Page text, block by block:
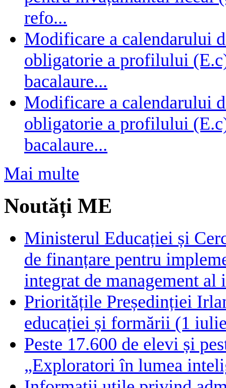
refo...
Modificare a calendarului
obligatorie a profilului
bacalaure...
Modificare a calendarului
obligatorie a profilului
bacalaure...
Mai multe
Noutăți ME
Ministerul Educației și
de finanțare pentru
integrat de management
Prioritățile Președinției
educației și formării (1
Peste 17.600 de elevi și
„Exploratori în lumea